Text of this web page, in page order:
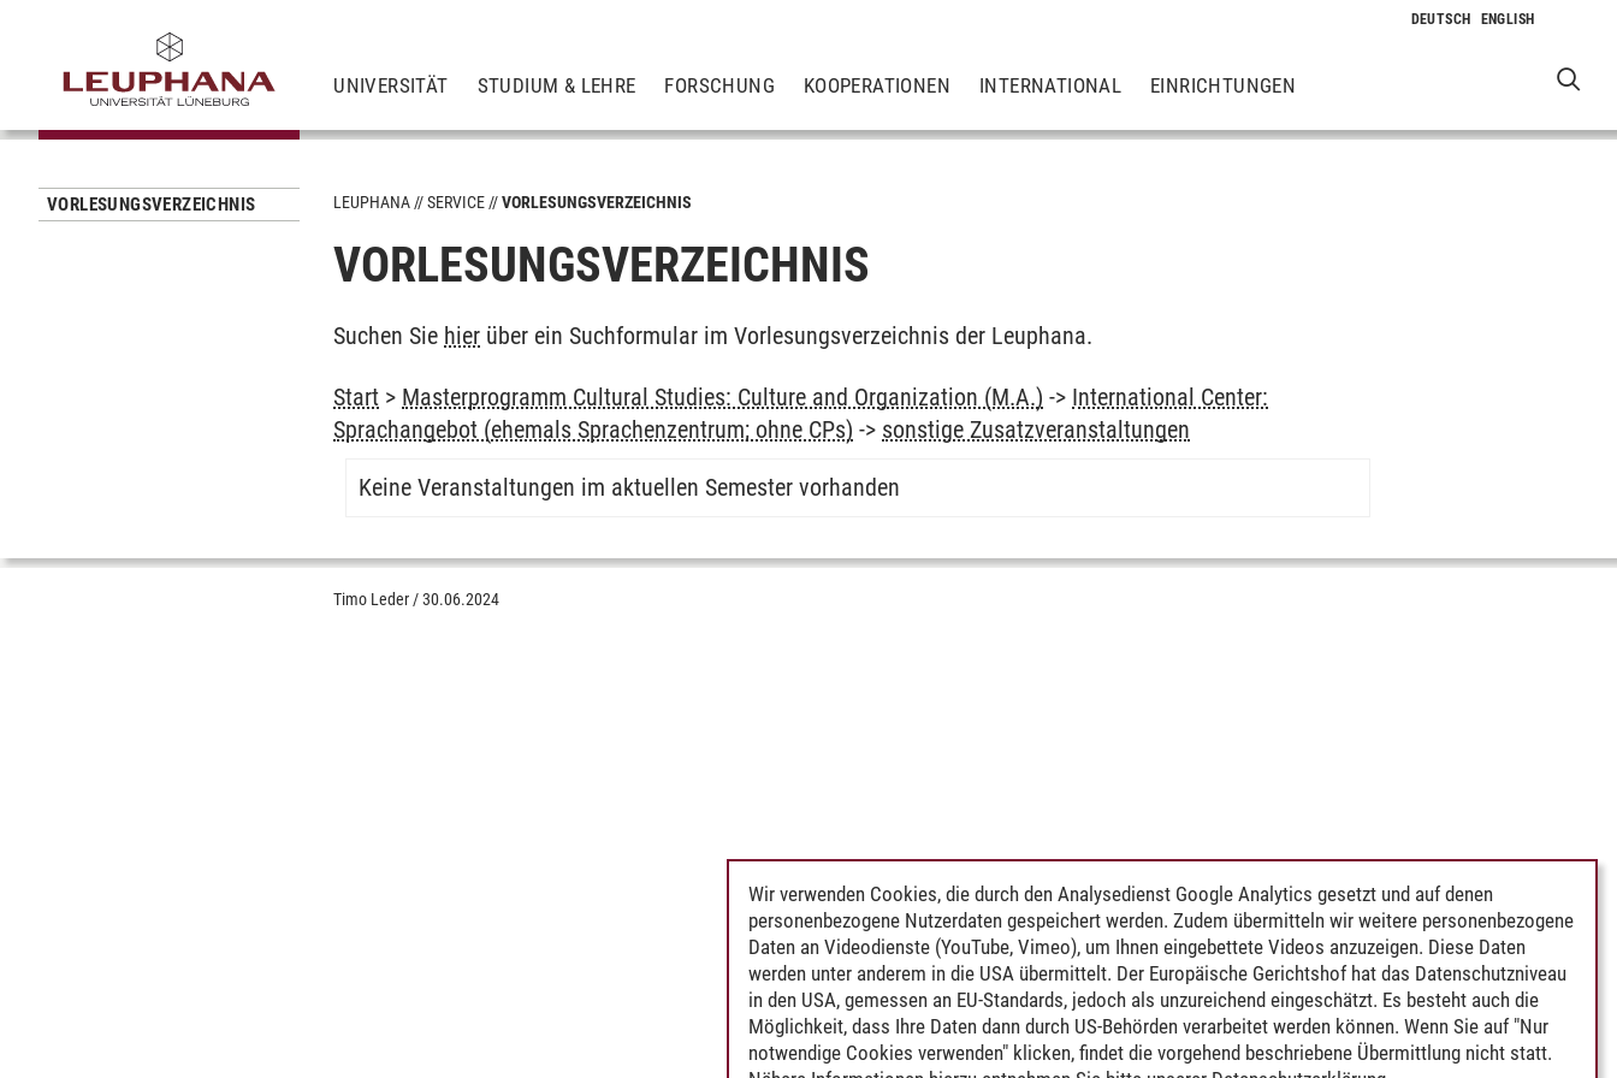
UNIVERSITÄT STUDIUM & LEHRE FORSCHUNG KOOPERATIONEN INTERNATIONAL EINRICHTUNGEN
VORLESUNGSVERZEICHNIS LEUPHANA SERVICE VORLESUNGSVERZEICHNIS
VORLESUNGSVERZEICHNIS
Suchen Sie hier über ein Suchformular im Vorlesungsverzeichnis der Leuphana.
Start > Masterprogramm Cultural Studies: Culture and Organization (M.A.) -> International Center:
Sprachangebot (ehemals Sprachenzentrum; ohne CPs) -> sonstige Zusatzveranstaltungen
Keine Veranstaltungen im aktuellen Semester vorhanden
Timo Leder /30.06.2024
Wir verwenden Cookies, die durch den Analysedienst Google Analytics gesetzt und auf denen
personenbezogene Nutzerdaten gespeichert werden. Zudem übermitteln wir weitere personenbezogene
Daten an Videodienste (YouTube, Vimeo), um Ihnen eingebettete Videos anzuzeigen. Diese Daten
werden unter anderem in die USA übermittelt. Der Europäische Gerichtshof hat das Datenschutzniveau
in den USA, gemessen an EU-Standards, jedoch als unzureichend eingeschätzt. Es besteht auch die
Möglichkeit, dass Ihre Daten dann durch US-Behörden verarbeitet werden können. Wenn Sie auf "Nur
notwendige Cookies verwenden" klicken, findet die vorgehend beschriebene Übermittlung nicht statt.